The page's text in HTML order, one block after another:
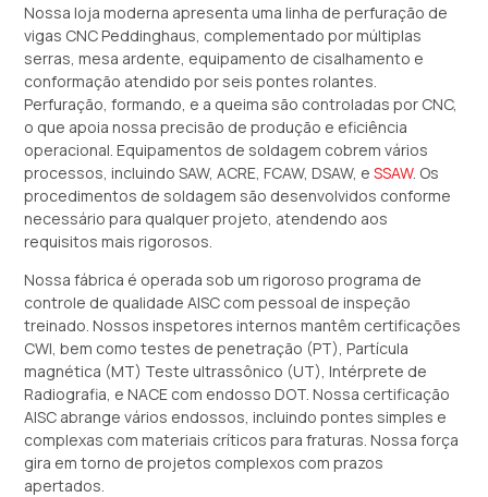
Nossa loja moderna apresenta uma linha de perfuração de
vigas CNC Peddinghaus, complementado por múltiplas
serras, mesa ardente, equipamento de cisalhamento e
conformação atendido por seis pontes rolantes.
Perfuração, formando, e a queima são controladas por CNC,
o que apoia nossa precisão de produção e eficiência
operacional. Equipamentos de soldagem cobrem vários
processos, incluindo SAW, ACRE, FCAW, DSAW, eSSAW. Os
procedimentos de soldagem são desenvolvidos conforme
necessário para qualquer projeto, atendendo aos
requisitos mais rigorosos.
Nossa fábrica é operada sob um rigoroso programa de
controle de qualidade AISC com pessoal de inspeção
treinado. Nossos inspetores internos mantêm certificações
CWI, bem como testes de penetração (PT), Partícula
magnética (MT) Teste ultrassônico (UT), Intérprete de
Radiografia, e NACE com endosso DOT. Nossa certificação
AISC abrange vários endossos, incluindo pontes simples e
complexas com materiais críticos para fraturas. Nossa força
gira em torno de projetos complexos com prazos
apertados.